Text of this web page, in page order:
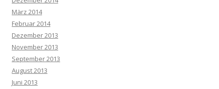
März 2014
Februar 2014
Dezember 2013
November 2013
September 2013
August 2013
Juni 2013